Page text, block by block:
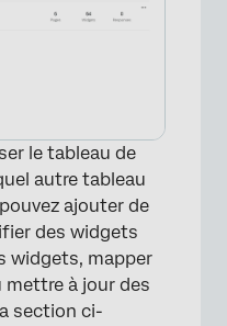
le tableau de
autre tableau
ajouter de
des widgets
widgets, mapper
mettre à jour des
section ci-